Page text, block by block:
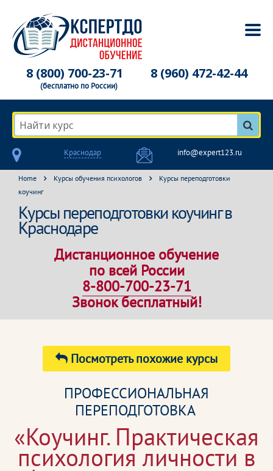
8 (800) 700-23-71
(бесплатно по России)
8 (960) 472-42-44
Найти курс
Краснодар info@expert123.ru
Home Курсы обучения психологов
Курсы переподготовки
коучинг
Курсы переподготовки коучинг в
Краснодаре
Дистанционное обучение
по всей России
8-800-700-23-71
Звонок бесплатный!
Посмотреть похожие курсы
ПРОФЕССИОНАЛЬНАЯ
ПЕРЕПОДГОТОВКА
«Коучинг. Практическая
психология личности в